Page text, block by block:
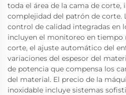
toda el área de la cama de corte,
complejidad del patrón de corte.
control de calidad integradas en
incluyen el monitoreo en tiempo
corte, el ajuste automático del
variaciones del espesor del
de potencia que compensa los
del material. El precio de la
inoxidable incluye sistemas